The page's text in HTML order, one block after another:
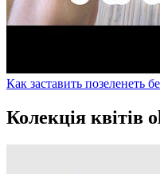
Как заставить позеленеть
Колекція квітів